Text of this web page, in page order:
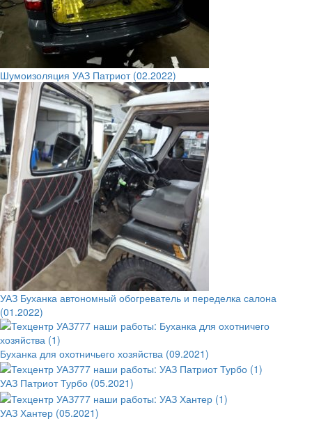
Шумоизоляция УАЗ Патриот (02.2022)
УАЗ Буханка автономный обогреватель и переделка салона
(01.2022)
Буханка для охотничьего хозяйства (09.2021)
УАЗ Патриот Турбо (05.2021)
УАЗ Хантер (05.2021)